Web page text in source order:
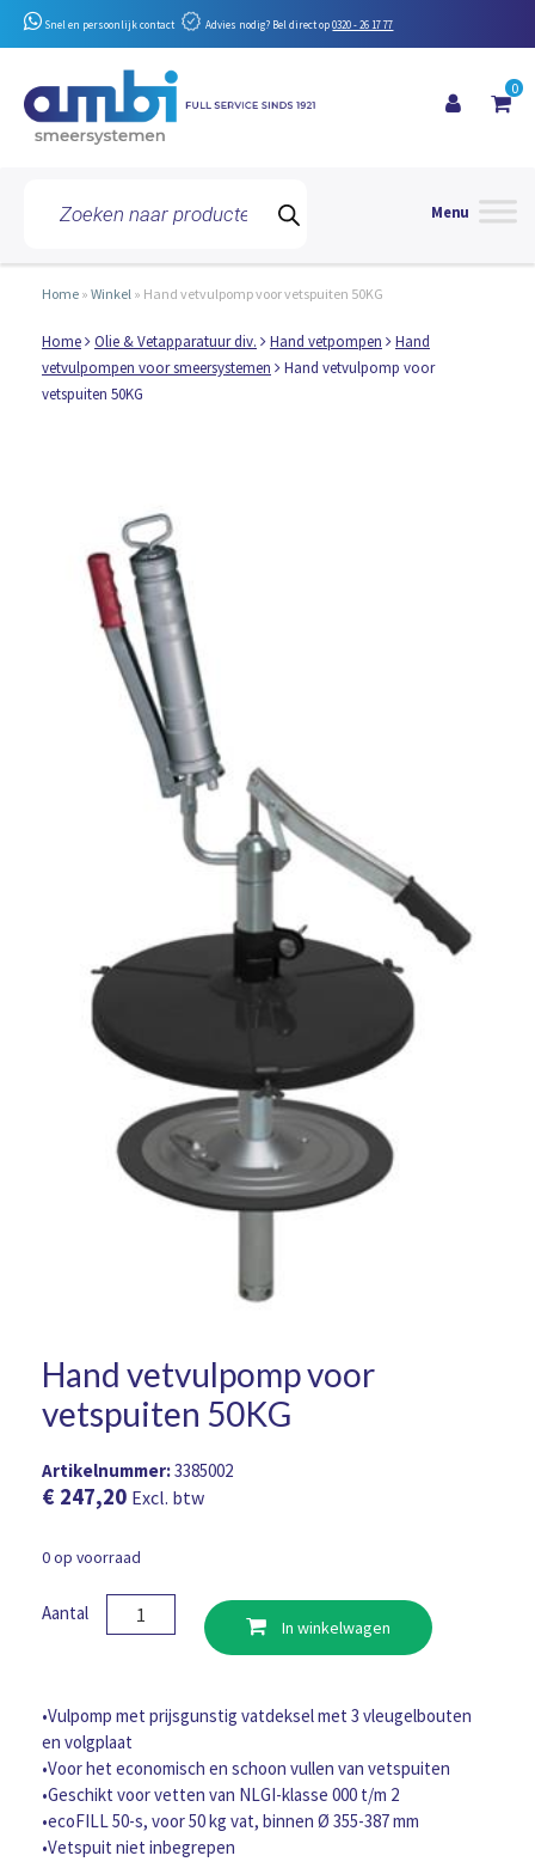
Snel en persoonlijk contact Advies nodig? Bel direct op0320 - 26 17 77
zoeken
0
Home » Winkel » Hand vetvulpomp voor vetspuiten 50KG
Home Olie & Vetapparatuur div. Hand vetpompen
Hand
vetvulpompen voor smeersystemen
Hand vetvulpomp voor
vetspuiten 50KG
Hand vetvulpomp voor
vetspuiten 50KG
Artikelnummer:3385002
€ 247,20 Excl. btw
0 op voorraad
Aantal
Hand
vetvulpomp
50KG
aantal
In winkelwagen
•Vulpomp met prijsgunstig vatdeksel met 3 vleugelbouten
en volgplaat
•Voor het economisch en schoon vullen van vetspuiten
•Geschikt voor vetten van NLGI-klasse 000 t/m 2
•ecoFILL 50-s, voor 50 kg vat, binnen Ø 355-387 mm
•Vetspuit niet inbegrepen